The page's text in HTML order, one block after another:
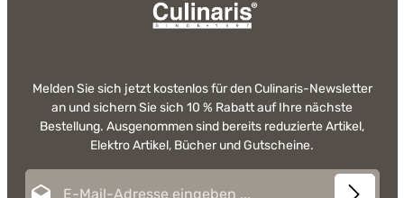
Melden Sie sich jetzt kostenlos für den Culinaris-Newsletter
an und sichern Sie sich 10 % Rabatt auf Ihre nächste
Bestellung. Ausgenommen sind bereits reduzierte Artikel,
Elektro Artikel, Bücher und Gutscheine.